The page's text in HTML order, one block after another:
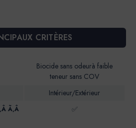
CRITÈRES
Biocide sans odeurà faible
teneur sans COV
Intérieur/Extérieur
Ã‚Â ✅